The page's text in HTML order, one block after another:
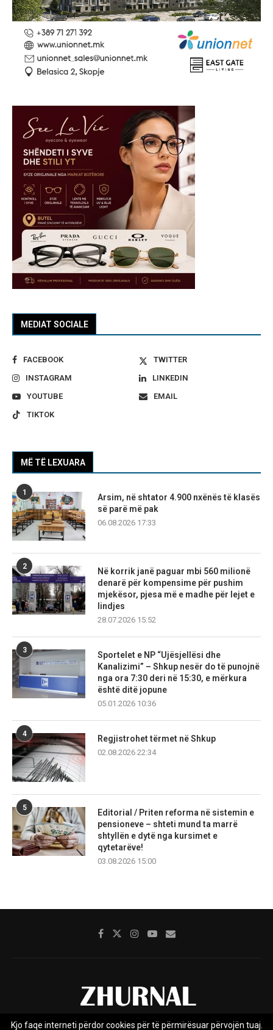
MEDIAT SOCIALE
FACEBOOK
TWITTER
INSTAGRAM
LINKEDIN
YOUTUBE
EMAIL
TIKTOK
MË TË LEXUARA
1
Arsim, në shtator 4.900 nxënës të klasës
së parë më pak
06.08.2026 17:33
2
Në korrik janë paguar mbi 560 milionë
denarë për kompensime për pushim
mjekësor, pjesa më e madhe për lejet e
lindjes
28.07.2026 15:52
3
Sportelet e NP “Ujësjellësi dhe
Kanalizimi” – Shkup nesër do të punojnë
nga ora 7:30 deri në 15:30, e mërkura
është ditë jopune
05.01.2026 10:36
4
Regjistrohet tërmet në Shkup
02.08.2026 22:34
5
Editorial / Priten reforma në sistemin e
pensioneve – shteti mund ta marrë
shtyllën e dytë nga kursimet e
qytetarëve!
03.08.2026 15:00
Kjo faqe interneti përdor cookies për të përmirësuar përvojën tuaj.